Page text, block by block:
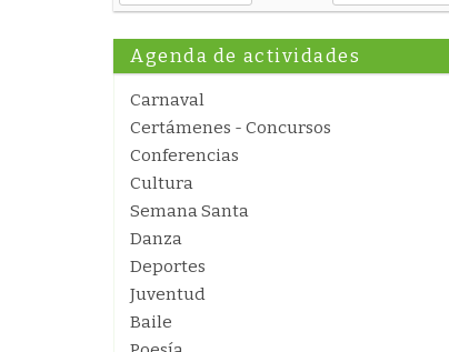
Agenda de actividades
Carnaval
Certámenes - Concursos
Conferencias
Cultura
Semana Santa
Danza
Deportes
Juventud
Baile